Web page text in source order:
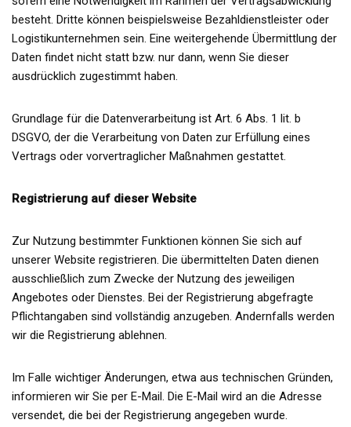
besteht. Dritte können beispielsweise Bezahldienstleister oder
Logistikunternehmen sein. Eine weitergehende Übermittlung der
Daten findet nicht statt bzw. nur dann, wenn Sie dieser
ausdrücklich zugestimmt haben.
Grundlage für die Datenverarbeitung ist Art. 6 Abs. 1 lit. b
DSGVO, der die Verarbeitung von Daten zur Erfüllung eines
Vertrags oder vorvertraglicher Maßnahmen gestattet.
Registrierung auf dieser Website
Zur Nutzung bestimmter Funktionen können Sie sich auf
unserer Website registrieren. Die übermittelten Daten dienen
ausschließlich zum Zwecke der Nutzung des jeweiligen
Angebotes oder Dienstes. Bei der Registrierung abgefragte
Pflichtangaben sind vollständig anzugeben. Andernfalls werden
wir die Registrierung ablehnen.
Im Falle wichtiger Änderungen, etwa aus technischen Gründen,
informieren wir Sie per E-Mail. Die E-Mail wird an die Adresse
versendet, die bei der Registrierung angegeben wurde.